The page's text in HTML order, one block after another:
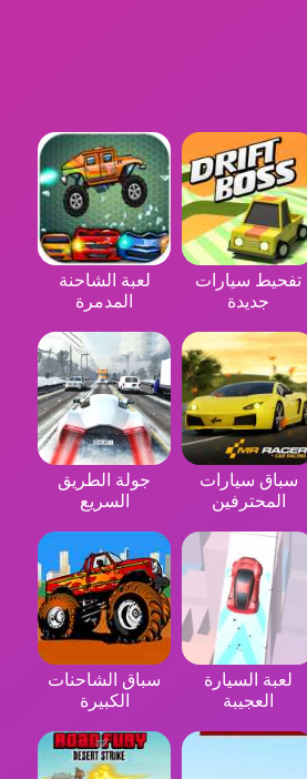
تفحيط سيارات
جديدة
لعبة الشاحنة
المدمرة
سباق سيارات
المحترفين
جولة الطريق
السريع
لعبة السيارة
العجيبة
سباق الشاحنات
الكبيرة